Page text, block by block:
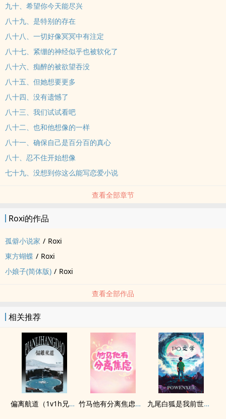
九十、希望你今天能尽兴
八十九、是特别的存在
八十八、一切好像冥冥中有注定
八十七、紧绷的神经似乎也被软化了
八十六、痴醉的被欲望吞没
八十五、但她想要更多
八十四、没有遗憾了
八十三、我们试试看吧
八十二、也和他想像的一样
八十一、确保自己是百分百的真心
八十、忍不住开始想像
七十九、没想到你这么能写恋爱小说
查看全部章节
Roxi的作品
孤僻小说家 / Roxi
東方蝴蝶 / Roxi
小娘子(简体版) / Roxi
查看全部作品
相关推荐
偏离航道（1v1h兄妹骨科bg） 竹马他有分离焦虑（1v1） 九尾白狐是我前世妻（futa 百合）